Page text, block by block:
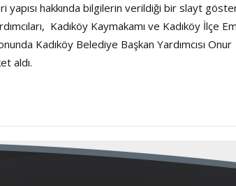
yapısı hakkında bilgilerin verildiği bir slayt
Kadıköy Kaymakamı ve Kadıköy İlçe
Kadıköy Belediye Başkan Yardımcısı Onur
aldı.